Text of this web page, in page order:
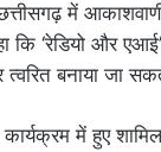
में
कि ‘रेडियो और
बनाया जा